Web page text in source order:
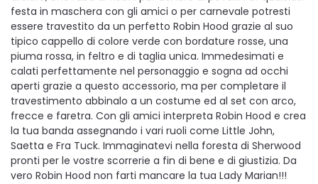
festa in maschera con gli amici o per carnevale potresti
essere travestito da un perfetto Robin Hood grazie al suo
tipico cappello di colore verde con bordature rosse, una
piuma rossa, in feltro e di taglia unica. Immedesimati e
calati perfettamente nel personaggio e sogna ad occhi
aperti grazie a questo accessorio, ma per completare il
travestimento abbinalo a un costume ed al set con arco,
frecce e faretra. Con gli amici interpreta Robin Hood e crea
la tua banda assegnando i vari ruoli come Little John,
Saetta e Fra Tuck. Immaginatevi nella foresta di Sherwood
pronti per le vostre scorrerie a fin di bene e di giustizia. Da
vero Robin Hood non farti mancare la tua Lady Marian!!!